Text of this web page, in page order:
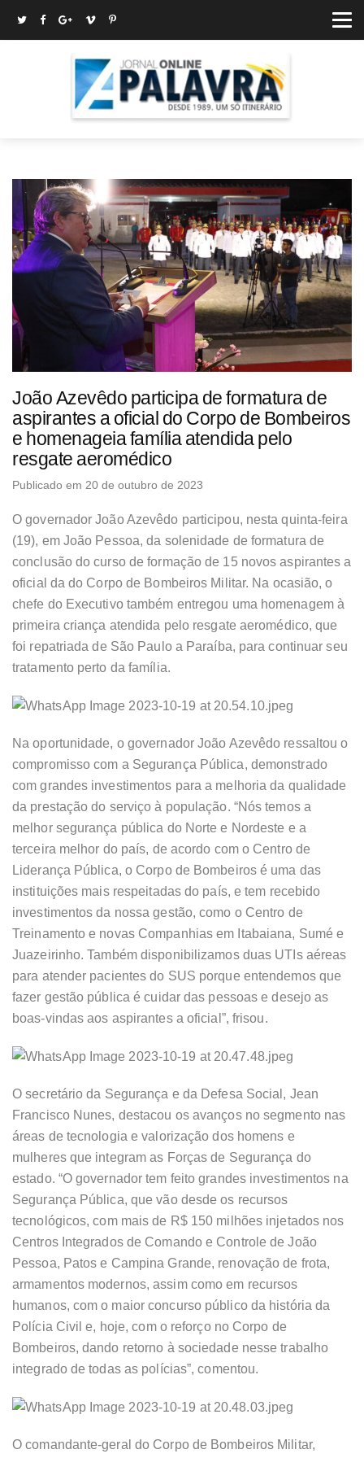
João Azevêdo participa de formatura de
aspirantes a oficial do Corpo de Bombeiros
e homenageia família atendida pelo
resgate aeromédico
Publicado em 20 de outubro de 2023
O governador João Azevêdo participou, nesta quinta-feira
(19), em João Pessoa, da solenidade de formatura de
conclusão do curso de formação de 15 novos aspirantes a
oficial da do Corpo de Bombeiros Militar. Na ocasião, o
chefe do Executivo também entregou uma homenagem à
primeira criança atendida pelo resgate aeromédico, que
foi repatriada de São Paulo a Paraíba, para continuar seu
tratamento perto da família.
Na oportunidade, o governador João Azevêdo ressaltou o
compromisso com a Segurança Pública, demonstrado
com grandes investimentos para a melhoria da qualidade
da prestação do serviço à população. “Nós temos a
melhor segurança pública do Norte e Nordeste e a
terceira melhor do país, de acordo com o Centro de
Liderança Pública, o Corpo de Bombeiros é uma das
instituições mais respeitadas do país, e tem recebido
investimentos da nossa gestão, como o Centro de
Treinamento e novas Companhias em Itabaiana, Sumé e
Juazeirinho. Também disponibilizamos duas UTIs aéreas
para atender pacientes do SUS porque entendemos que
fazer gestão pública é cuidar das pessoas e desejo as
boas-vindas aos aspirantes a oficial”, frisou.
O secretário da Segurança e da Defesa Social, Jean
Francisco Nunes, destacou os avanços no segmento nas
áreas de tecnologia e valorização dos homens e
mulheres que integram as Forças de Segurança do
estado. “O governador tem feito grandes investimentos na
Segurança Pública, que vão desde os recursos
tecnológicos, com mais de R$ 150 milhões injetados nos
Centros Integrados de Comando e Controle de João
Pessoa, Patos e Campina Grande, renovação de frota,
armamentos modernos, assim como em recursos
humanos, com o maior concurso público da história da
Polícia Civil e, hoje, com o reforço no Corpo de
Bombeiros, dando retorno à sociedade nesse trabalho
integrado de todas as polícias”, comentou.
O comandante-geral do Corpo de Bombeiros Militar,